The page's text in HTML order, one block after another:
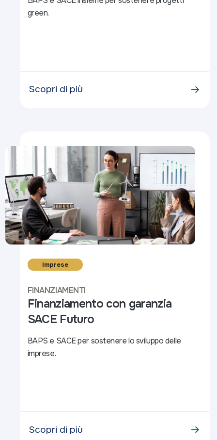
green.
Scopri di più
Imprese
FINANZIAMENTI
Finanziamento con garanzia
SACE Futuro
BAPS e SACE per sostenere lo sviluppo delle
imprese.
Scopri di più